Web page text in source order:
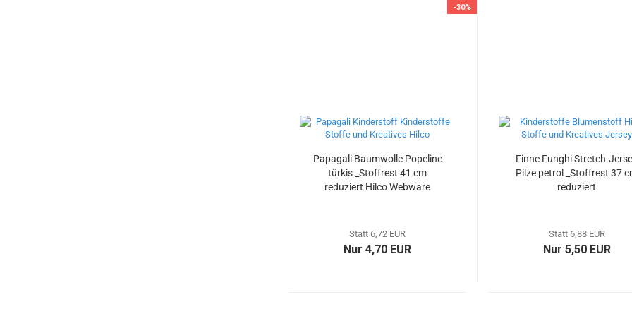
-30%
Papagali Baumwolle Popeline
türkis _Stoffrest 41 cm
reduziert Hilco Webware
Statt 6,72 EUR
Nur 4,70 EUR
Finne Funghi Stretch-
Pilze petrol _Stoffrest 37
reduziert
Statt 6,88 EUR
Nur 5,50 EUR